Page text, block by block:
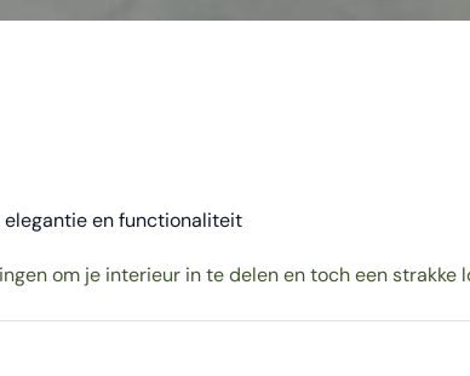
en functionaliteit
om je interieur in te delen en toch een